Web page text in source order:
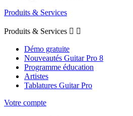
Produits & Services
Produits & Services  
Démo gratuite
Nouveautés Guitar Pro 8
Programme éducation
Artistes
Tablatures Guitar Pro
Votre compte